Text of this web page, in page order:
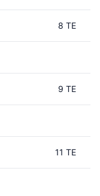
8 TE
9 TE
11 TE